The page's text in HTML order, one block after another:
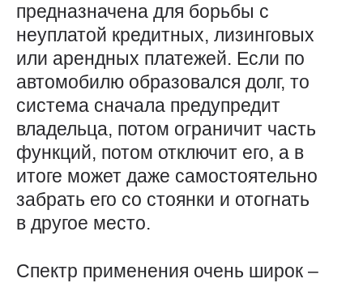
предназначена для борьбы с
неуплатой кредитных, лизинговых
или арендных платежей. Если по
автомобилю образовался долг, то
система сначала предупредит
владельца, потом ограничит часть
функций, потом отключит его, а в
итоге может даже самостоятельно
забрать его со стоянки и отогнать
в другое место.
Спектр применения очень широк –